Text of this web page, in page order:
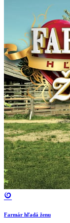
Farmár hľadá ženu